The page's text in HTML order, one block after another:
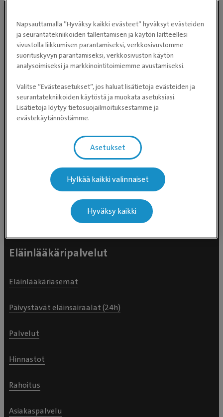
Evidensia Eläinlääkäripalvelut
Takomotie 1-3, 4. krs 00380 Helsinki
p. 0300 484 789 (0,59€/min +
pvm/mpm) (ma–pe klo 8:00–16:00)
Puhelun hinta 0300-ajanvarausnumeroon on
0,59 eur/min + pvm/mpm. Puhelinjonotus on
maksullista.
Eläinlääkäripalvelut
Eläinlääkäriasemat
Päivystävät eläinsairaalat (24h)
Palvelut
Hinnastot
Rahoitus
Asiakaspalvelu
Napsauttamalla ”Hyväksy kaikki evästeet” hyväksyt evästeiden
ja seurantatekniikoiden tallentamisen ja käytön laitteellesi
sivustolla liikkumisen parantamiseksi, verkkosivustomme
suorituskyvyn parantamiseksi, verkkosivuston käytön
analysoimiseksi ja markkinointitoimiemme avustamiseksi.
Valitse ”Evästeasetukset”, jos haluat lisätietoja evästeiden ja
seurantatekniikoiden käytöstä ja muokata asetuksiasi.
Lisätietoja löytyy tietosuojailmoituksestamme ja
evästekäytännöstämme.
Asetukset
Hylkää kaikki valinnaiset
Hyväksy kaikki